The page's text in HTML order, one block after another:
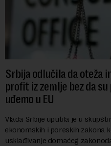
Srbija odlučila da oteža
profit iz zemlje bez da
uđemo u EU
Vlada Srbije uputila je u
ekonomskih i poreskih zakona
usklađivanje domaćeg